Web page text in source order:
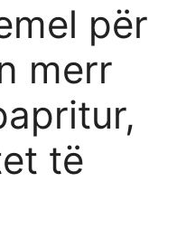
për
merr
të